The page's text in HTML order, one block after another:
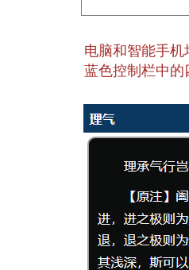
电脑和智能手
蓝色控制栏中